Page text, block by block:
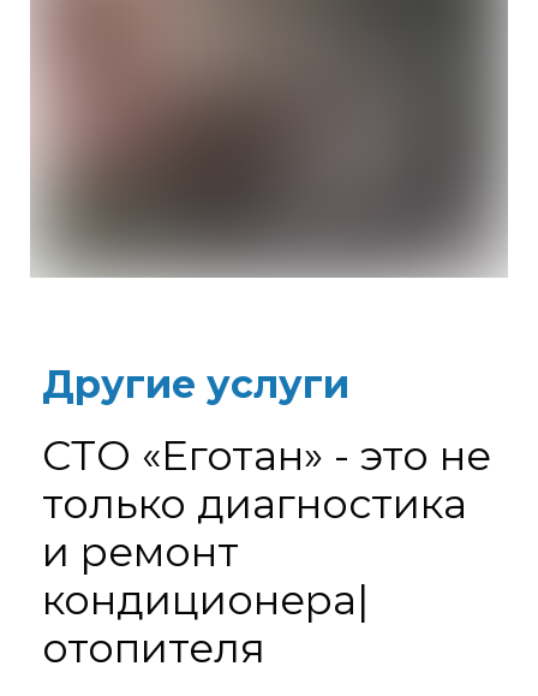
Другие услуги
СТО «Еготан» - это не
только диагностика
и ремонт
кондиционера|
отопителя